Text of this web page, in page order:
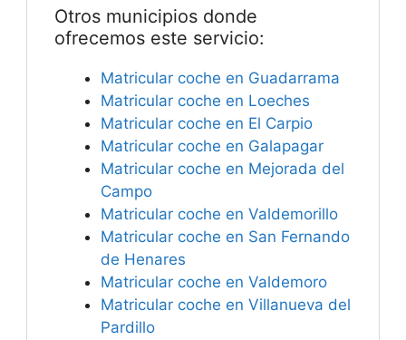
Otros municipios donde
ofrecemos este servicio:
Matricular coche en Guadarrama
Matricular coche en Loeches
Matricular coche en El Carpio
Matricular coche en Galapagar
Matricular coche en Mejorada del
Campo
Matricular coche en Valdemorillo
Matricular coche en San Fernando
de Henares
Matricular coche en Valdemoro
Matricular coche en Villanueva del
Pardillo